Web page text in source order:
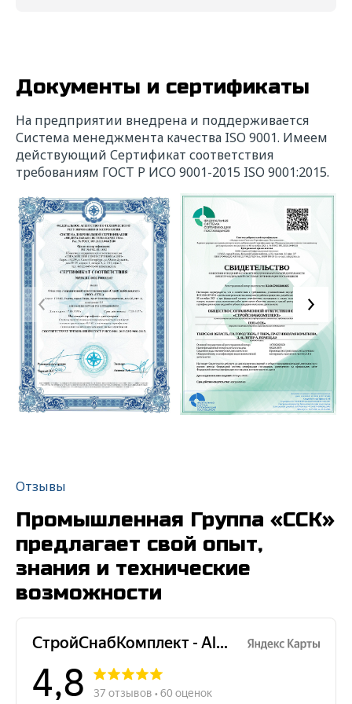
Документы и сертификаты
На предприятии внедрена и поддерживается
Система менеджмента качества ISO 9001. Имеем
действующий Сертификат соответствия
требованиям ГОСТ Р ИСО 9001-2015 ISO 9001:2015.
Отзывы
Промышленная Группа «ССК»
предлагает свой опыт,
знания и технические
возможности